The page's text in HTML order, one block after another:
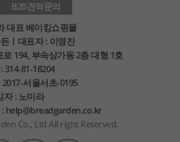
B2B견적문의
대표 베이킹쇼핑몰
ㅣ대표자 : 이영진
194, 부속상가동 2층 대형 1호
314-81-18204
서울서초-0195
자 : 노미라
: help@breadgarden.co.kr
Co., Ltd All right Reserved.